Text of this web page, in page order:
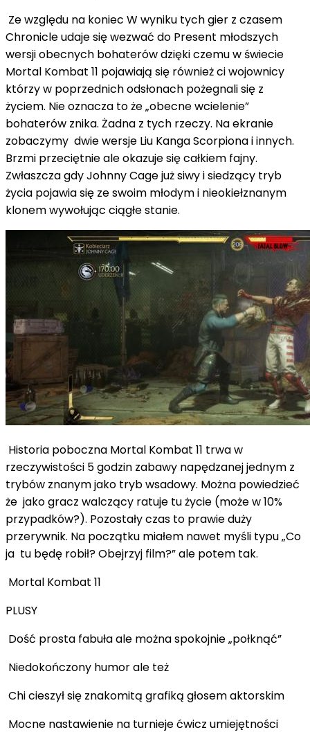
Ze względu na koniec W wyniku tych gier z czasem
Chronicle udaje się wezwać do Present młodszych
wersji obecnych bohaterów dzięki czemu w świecie
Mortal Kombat 11 pojawiają się również ci wojownicy
którzy w poprzednich odsłonach pożegnali się z
życiem. Nie oznacza to że „obecne wcielenie”
bohaterów znika. Żadna z tych rzeczy. Na ekranie
zobaczymy dwie wersje Liu Kanga Scorpiona i innych.
Brzmi przeciętnie ale okazuje się całkiem fajny.
Zwłaszcza gdy Johnny Cage już siwy i siedzący tryb
życia pojawia się ze swoim młodym i nieokiełznanym
klonem wywołując ciągłe stanie.
Historia poboczna Mortal Kombat 11 trwa w
rzeczywistości 5 godzin zabawy napędzanej jednym z
trybów znanym jako tryb wsadowy. Można powiedzieć
że jako gracz walczący ratuje tu życie (może w 10%
przypadków?). Pozostały czas to prawie duży
przerywnik. Na początku miałem nawet myśli typu „Co
ja tu będę robił? Obejrzyj film?” ale potem tak.
Mortal Kombat 11
PLUSY
Dość prosta fabuła ale można spokojnie „połknąć”
Niedokończony humor ale też
Chi cieszył się znakomitą grafiką głosem aktorskim
Mocne nastawienie na turnieje ćwicz umiejętności